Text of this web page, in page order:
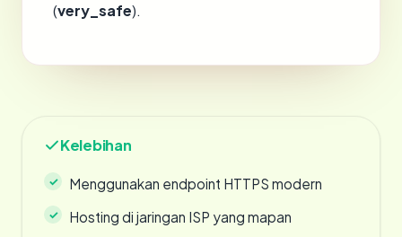
(very_safe).
Kelebihan
Menggunakan endpoint HTTPS modern
Hosting di jaringan ISP yang mapan